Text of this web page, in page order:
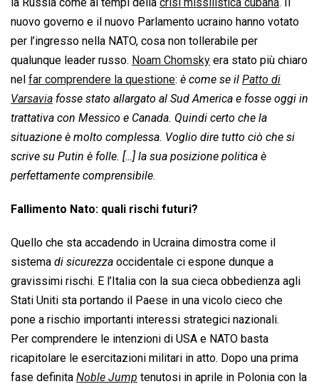
la Russia come ai tempi della crisi missilistica cubana. Il
nuovo governo e il nuovo Parlamento ucraino hanno votato
per l’ingresso nella NATO, cosa non tollerabile per
qualunque leader russo. Noam Chomsky era stato più chiaro
nel far comprendere la questione:  è come se il Patto di
Varsavia fosse stato allargato al Sud America e fosse oggi in
trattativa con Messico e Canada. Quindi certo che la
situazione è molto complessa. Voglio dire tutto ciò che si
scrive su Putin è folle. […] la sua posizione politica è
perfettamente comprensibile.
Fallimento Nato: quali rischi futuri?
Quello che sta accadendo in Ucraina dimostra come il
sistema  di sicurezza  occidentale ci espone dunque a
gravissimi rischi. E l’Italia con la sua cieca obbedienza agli
Stati Uniti sta portando il Paese in una vicolo cieco che
pone a rischio importanti interessi strategici nazionali.
Per comprendere le intenzioni di USA e NATO basta
ricapitolare le esercitazioni militari in atto. Dopo una prima
fase definita  Noble Jump  tenutosi in aprile in Polonia con la